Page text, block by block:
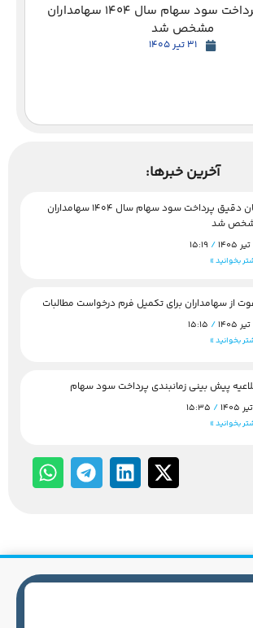
زمان دقیق پرداخت سود سهام سال 1404 سهامداران
مشخص شد
31 تیر 1405
آخرین خبرها:
زمان دقیق پرداخت سود سهام سال 1404 سهامداران
شد
بخوانید »
از سهامداران برای تکمیل فرم درخواست مطالبات
بخوانید »
پیش بینی زمانبندی پرداخت سود سهام
بخوانید »